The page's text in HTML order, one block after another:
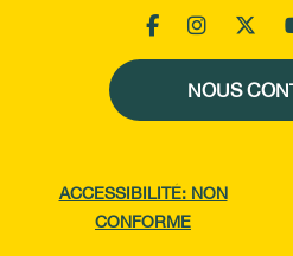
NOUS
ACCESSIBILITÉ: NON
CONFORME